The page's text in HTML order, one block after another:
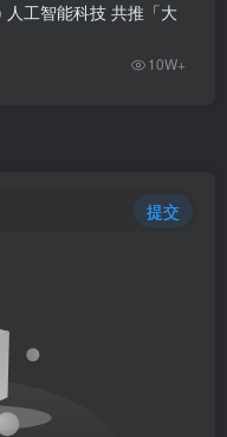
工智能科技 共推「大
10W+
提交